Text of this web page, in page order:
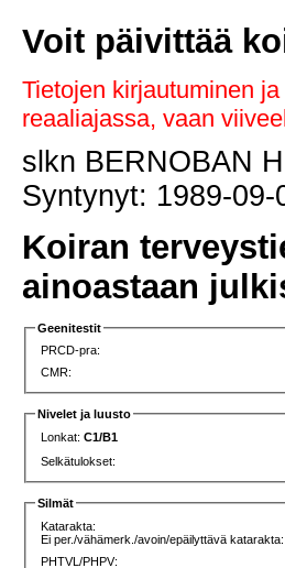
Voit päivittää
Tietojen kirjautuminen
reaaliajassa, vaan
slkn BERNOBAN
Syntynyt: 1989-
Koiran
ainoastaan
Geenitestit
PRCD-pra:
CMR:
Nivelet ja luusto
Lonkat:C1/B1
Selkätulokset:
Silmät
Katarakta:
Ei per./vähämerk./avoin/epäilyttävä katarakta:
PHTVL/PHPV: